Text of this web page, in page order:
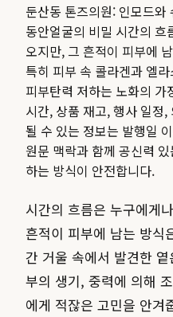
둔산동 톤즈의원: 인모드
동안얼굴의 비밀 시간의
오지만, 그 흔적이 피부에
특히 피부 속 콜라겐과 엘
피부탄력 저하는 노화의
시간, 상품 재고, 행사 일정,
될 수 있는 정보는 발행일
원문 맥락과 함께 공신력
하는 방식이 안전합니다.
시간의 흐름은 누구에게
흔적이 피부에 남는 방식
간 거울 속에서 발견한
부의 생기, 중력에 의해
에게 적잖은 고민을 안겨